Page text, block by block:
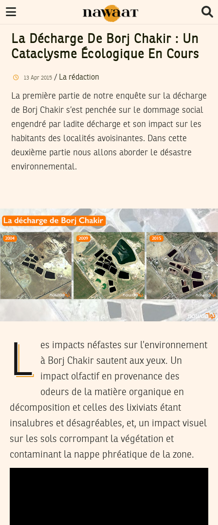
La Décharge De Borj Chakir : Un
Cataclysme Écologique En Cours
13 Apr 2015/ La rédaction
La première partie de notre enquête sur la décharge
de Borj Chakir s’est penchée sur le dommage social
engendré par ladite décharge et son impact sur les
habitants des localités avoisinantes. Dans cette
deuxième partie nous allons aborder le désastre
environnemental.
Les impacts néfastes sur l’environnement
à Borj Chakir sautent aux yeux. Un
impact olfactif en provenance des
odeurs de la matière organique en
décomposition et celles des lixiviats étant
insalubres et désagréables, et, un impact visuel
sur les sols corrompant la végétation et
contaminant la nappe phréatique de la zone.